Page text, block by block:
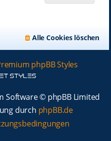
Alle Cookies löschen
phpBB Styles
Software © phpBB Limited
durch phpBB.de